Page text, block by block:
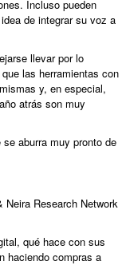
Incluso pueden
de integrar su voz a
llevar por lo
las herramientas con
y, en especial,
atrás son muy
aburra muy pronto de
Neira Research Network
qué hace con sus
haciendo compras a